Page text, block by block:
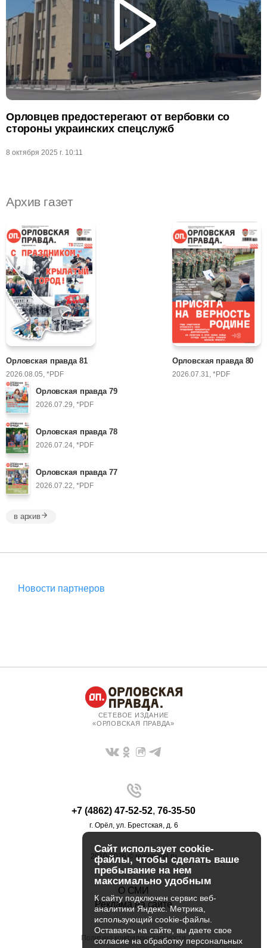
Орловцев предостерегают от вербовки со
стороны украинских спецслужб
8 октября 2025 г. 10:11
Архив газет
Орловская правда 81
2026.08.05, *PDF
Орловская правда 80
2026.07.31, *PDF
Орловская правда 79
2026.07.29, *PDF
Орловская правда 78
2026.07.24, *PDF
Орловская правда 77
2026.07.22, *PDF
в архив
Новости партнеров
СЕТЕВОЕ ИЗДАНИЕ
«ОРЛОВСКАЯ ПРАВДА»
+7 (4862) 47-52-52, 76-35-50
г. Орёл, ул. Брестская, д. 6
2010-2026 © regionorel.ru
О СМИ
Реклама на сайте
Политика конфиденциальности
Сайт использует cookie-
файлы, чтобы сделать ваше
пребывание на нем
максимально удобным
К cайту подключен сервис веб-
аналитики Яндекс. Метрика,
использующий cookie-файлы.
Оставаясь на сайте, вы даете свое
согласие на обработку персональных